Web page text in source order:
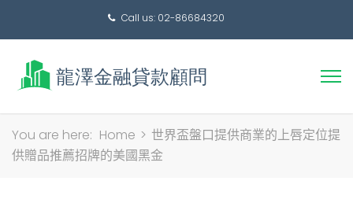
Call us: 02-86684320
搜
尋
You are here: Home > 世界盃盤口提供商業的上唇定位提
供贈品推薦招牌的美國黑金